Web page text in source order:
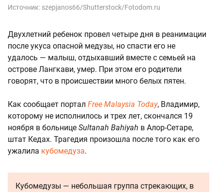
Источник: szepjanos66/Shutterstock/Fotodom.ru
Двухлетний ребенок провел четыре дня в реанимации
после укуса опасной медузы, но спасти его не
удалось — малыш, отдыхавший вместе с семьей на
острове Лангкави, умер. При этом его родители
говорят, что в происшествии много белых пятен.
Как сообщает портал Free Malaysia Today, Владимир,
которому не исполнилось и трех лет, скончался 19
ноября в больнице Sultanah Bahiyah в Алор-Сетаре,
штат Кедах. Трагедия произошла после того как его
ужалила кубомедуза.
Кубомедузы — небольшая группа стрекающих, в